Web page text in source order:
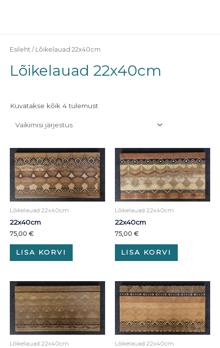
Esileht / Lõikelauad 22x40cm
Lõikelauad 22x40cm
Kuvatakse kõik 4 tulemust
Lõikelauad 22x40cm
22x40cm
75,00 €
LISA KORVI
Lõikelauad 22x40cm
22x40cm
75,00 €
LISA KORVI
Lõikelauad 22x40cm Lõikelauad 22x40cm